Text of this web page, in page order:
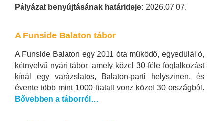
Pályázat benyújtásának határideje: 2026.07.07.
A Funside Balaton tábor
A Funside Balaton egy 2011 óta működő, egyedülálló,
kétnyelvű nyári tábor, amely közel 30-féle foglalkozást
kínál egy varázslatos, Balaton-parti helyszínen, és
évente több mint 1000 fiatalt vonz közel 30 országból.
Bővebben a táborról…